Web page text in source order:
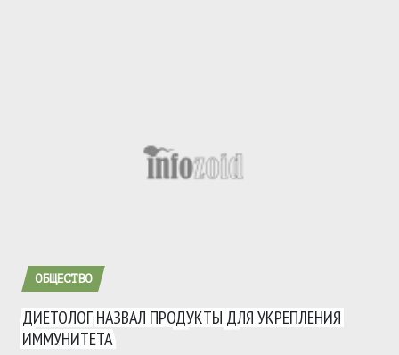
ОБЩЕСТВО
ДИЕТОЛОГ НАЗВАЛ ПРОДУКТЫ ДЛЯ УКРЕПЛЕНИЯ
ИММУНИТЕТА